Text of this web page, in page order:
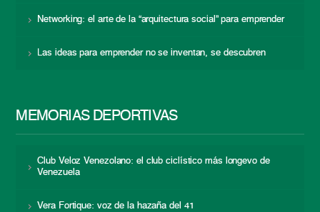
Networking: el arte de la “arquitectura social” para emprender
Las ideas para emprender no se inventan, se descubren
MEMORIAS DEPORTIVAS
Club Veloz Venezolano: el club ciclístico más longevo de
Venezuela
Vera Fortique: voz de la hazaña del 41